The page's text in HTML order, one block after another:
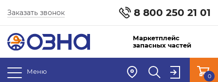
8 800 250 21 01
Заказать звонок
Маркетплейс
запасных частей
Меню
0